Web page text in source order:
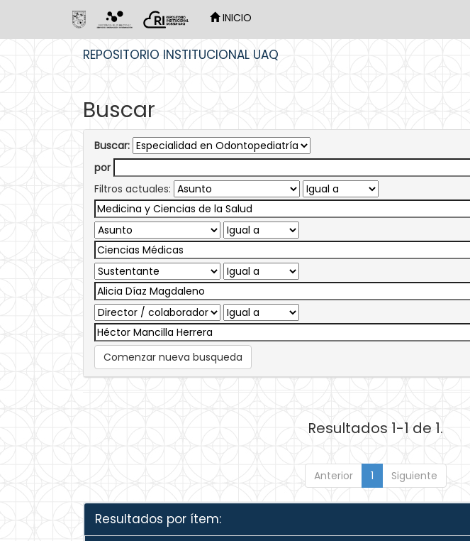
INICIO
REPOSITORIO INSTITUCIONAL UAQ
Buscar
Buscar:
por
Filtros actuales:
Comenzar nueva busqueda
Resultados 1-1 de 1.
Anterior 1 Siguiente
Resultados por ítem: